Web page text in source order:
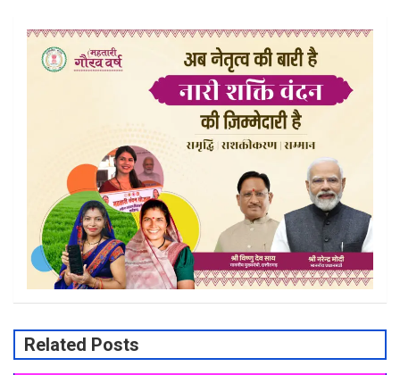
Related Posts